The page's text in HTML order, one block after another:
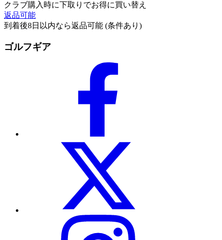
クラブ購入時に下取りでお得に買い替え
返品可能
到着後8日以内なら返品可能 (条件あり)
ゴルフギア